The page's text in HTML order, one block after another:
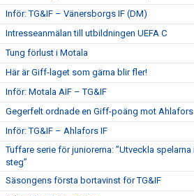
Inför: TG&IF – Vänersborgs IF (DM)
Intresseanmälan till utbildningen UEFA C
Tung förlust i Motala
Här är Giff-laget som gärna blir fler!
Inför: Motala AIF – TG&IF
Gegerfelt ordnade en Giff-poäng mot Ahlafors
Inför: TG&IF – Ahlafors IF
Tuffare serie för juniorerna: ”Utveckla
steg”
Säsongens första bortavinst för TG&IF